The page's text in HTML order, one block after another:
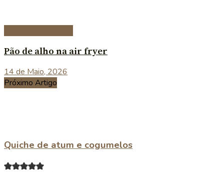
Pão de alho na air fryer
14 de Maio, 2026
Próximo Artigo
Quiche de atum e cogumelos